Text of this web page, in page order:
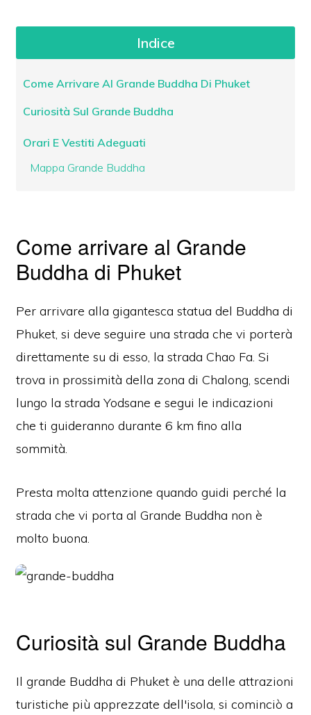
Indice
Come Arrivare Al Grande Buddha Di Phuket
Curiosità Sul Grande Buddha
Orari E Vestiti Adeguati
Mappa Grande Buddha
Come arrivare al Grande
Buddha di Phuket
Per arrivare alla gigantesca statua del Buddha di
Phuket, si deve seguire una strada che vi porterà
direttamente su di esso, la strada Chao Fa. Si
trova in prossimità della zona di Chalong, scendi
lungo la strada Yodsane e segui le indicazioni
che ti guideranno durante 6 km fino alla
sommità.
Presta molta attenzione quando guidi perché la
strada che vi porta al Grande Buddha non è
molto buona.
Curiosità sul Grande Buddha
Il grande Buddha di Phuket è una delle attrazioni
turistiche più apprezzate dell'isola, si cominciò a